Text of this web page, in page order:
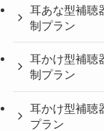
耳あな型補聴
制プラン
耳かけ型補聴
制プラン
耳かけ型補聴
プラン